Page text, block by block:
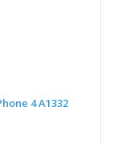
4 A1332